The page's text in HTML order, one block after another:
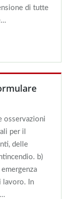
di tutte
osservazioni
per il
delle
b)
lavoro. In